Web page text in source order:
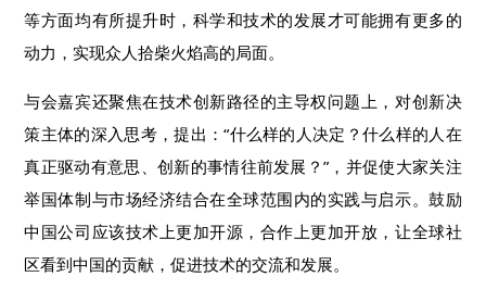
等方面均有所提升时，科学和技术的发展才可能拥有更多的
动力，实现众人拾柴火焰高的局面。
与会嘉宾还聚焦在技术创新路径的主导权问题上，对创新决
策主体的深入思考，提出：“什么样的人决定？什么样的人在
真正驱动有意思、创新的事情往前发展？”，并促使大家关注
举国体制与市场经济结合在全球范围内的实践与启示。鼓励
中国公司应该技术上更加开源，合作上更加开放，让全球社
区看到中国的贡献，促进技术的交流和发展。